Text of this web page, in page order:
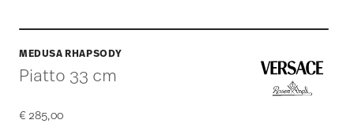
MEDUSA RHAPSODY
Piatto 33 cm
€ 285,00